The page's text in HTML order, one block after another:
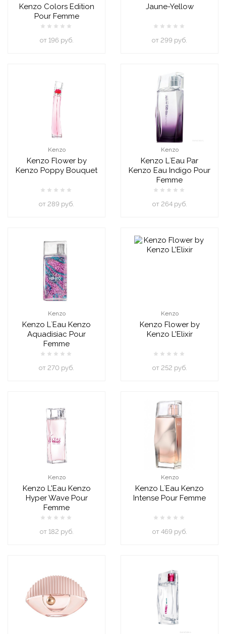
Kenzo Colors Edition
Pour Femme
oт 196 руб.
Jaune-Yellow
oт 299 руб.
Kenzo
Kenzo Flower by
Kenzo Poppy Bouquet
oт 289 руб.
Kenzo
Kenzo L`Eau Par
Kenzo Eau Indigo Pour
Femme
oт 264 руб.
Kenzo
Kenzo L`Eau Kenzo
Aquadisiac Pour
Femme
oт 270 руб.
Kenzo
Kenzo Flower by
Kenzo L'Elixir
oт 252 руб.
Kenzo
Kenzo L'Eau Kenzo
Hyper Wave Pour
Femme
oт 182 руб.
Kenzo
Kenzo L`Eau Kenzo
Intense Pour Femme
oт 469 руб.